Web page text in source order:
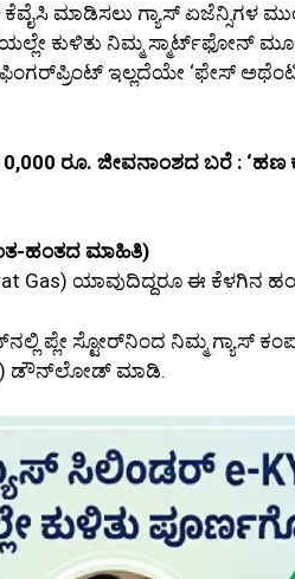
ಮಾಡಿಸಲು ಗ್ಯಾಸ್ ಏಜೆನ್ಸಿಗಳ
ಕುಳಿತು ನಿಮ್ಮ ಸ್ಮಾರ್ಟ್‌ಫೋನ್
ಇಲ್ಲದೆಯೇ ‘ಫೇಸ್
ರೂ. ಜೀವನಾಂಶದ ಬರೆ :
ಹಂತದ ಮಾಹಿತಿ)
Gas) ಯಾವುದಿದ್ದರೂ ಈ ಕೆಳಗಿನ
ಪ್ಲೇ ಸ್ಟೋರ್‌ನಿಂದ ನಿಮ್ಮ ಗ್ಯಾಸ್
ಡೌನ್‌ಲೋಡ್ ಮಾಡಿ.